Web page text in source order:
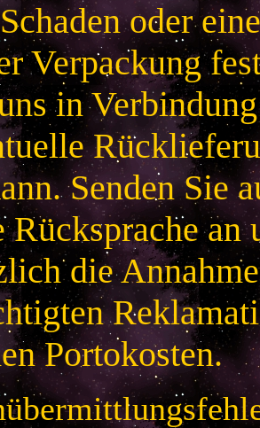
oder
Verpackung
in
Senden Sie
Rücksprache
die
Portokosten.